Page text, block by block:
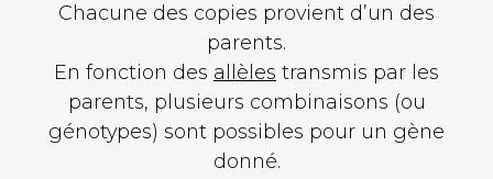
Chacune des copies provient d’un des
parents.
En fonction des allèles transmis par les
parents, plusieurs combinaisons (ou
génotypes) sont possibles pour un gène
donné.